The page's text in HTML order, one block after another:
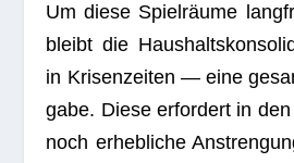
Um diese Spiel­räume
bleibt die
in Kri­sen­zei­ten — eine
gabe. Diese erfor­dert in
noch erheb­li­che